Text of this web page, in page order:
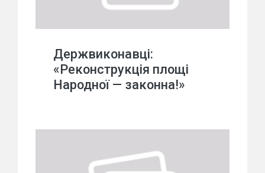
Держвиконавці:
«Реконструкція площі
Народної — законна!»